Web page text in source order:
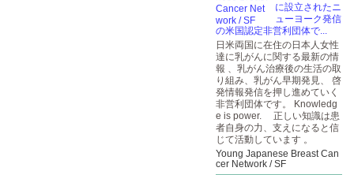
に設立されたニ
ューヨーク発信
の米国認定非営利団体で...
日米両国に在住の日本人女性
達に乳がんに関する最新の情
報 、乳がん治療後の生活の取
り組み、乳がん早期発見、 啓
発情報発信を押し進めていく
非営利団体です。 Knowledg
e is power. 正しい知識は患
者自身の力、支えになると信
じて活動しています 。
Young Japanese Breast Can
cer Network / SF